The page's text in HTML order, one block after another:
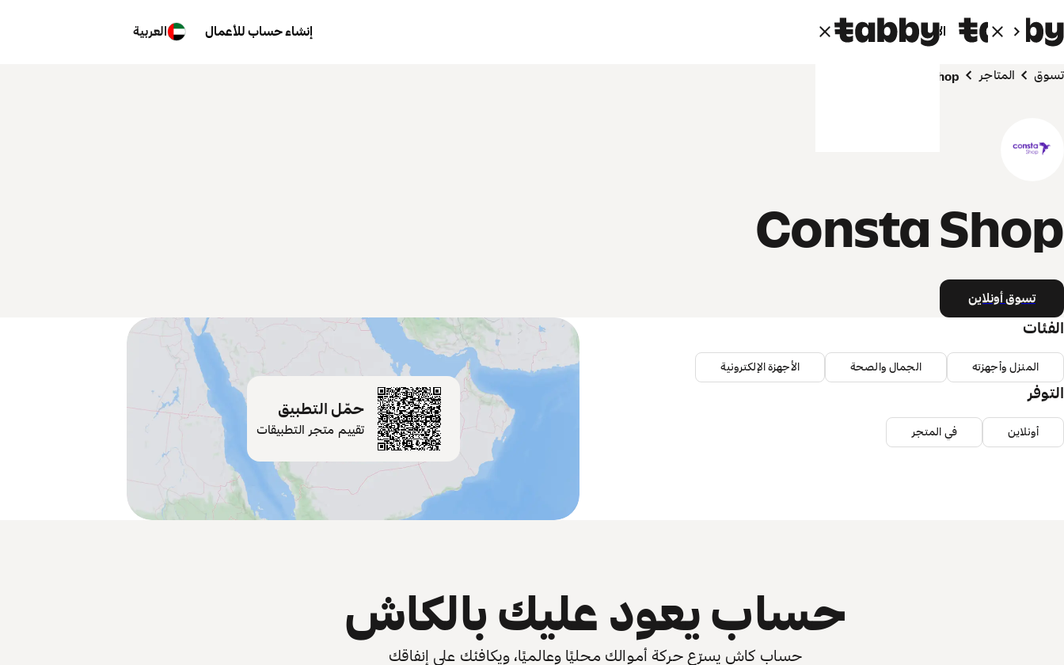
الأفراد الشركاء إنشاء حساب للأعمال العربية
تسوق المتاجر Consta Shop
Consta Shop
تسوق أونلاين
حمّل التطبيق
تقييم متجر التطبيقات
الفئات
المنزل وأجهزته الجمال والصحة الأجهزة الإلكترونية
التوفر
أونلاين في المتجر
حساب يعود عليك بالكاش
حساب كاش يسرّع حركة أموالك محليًا وعالميًا، ويكافئك على إنفاقك